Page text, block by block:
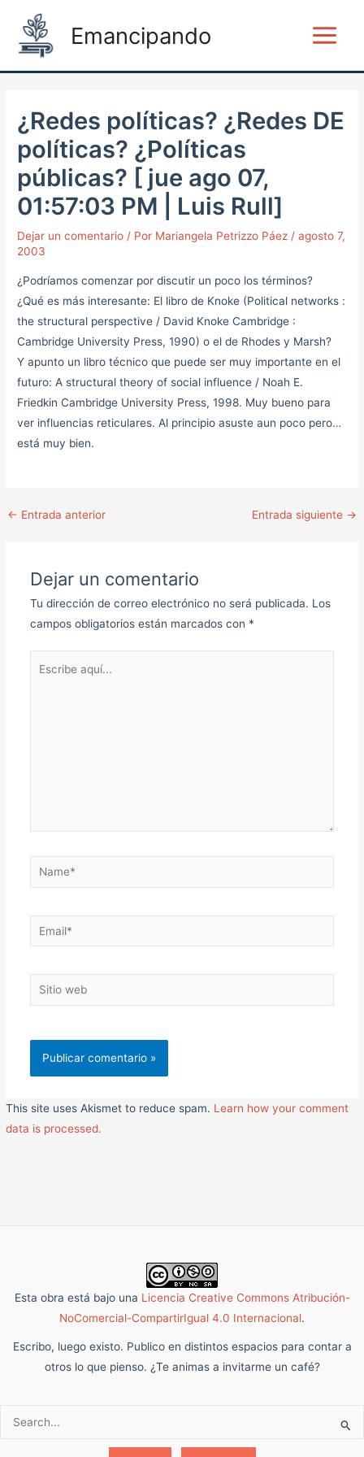
contenido
Emancipando
Menu
¿Redes políticas? ¿Redes DE
políticas? ¿Políticas
públicas? [ jue ago 07,
01:57:03 PM | Luis Rull]
Dejar un comentario / Por Mariangela Petrizzo Páez/agosto 7,
2003
¿Podríamos comenzar por discutir un poco los términos?
¿Qué es más interesante: El libro de Knoke (Political networks :
the structural perspective / David Knoke Cambridge :
Cambridge University Press, 1990) o el de Rhodes y Marsh?
Y apunto un libro técnico que puede ser muy importante en el
futuro: A structural theory of social influence / Noah E.
Friedkin Cambridge University Press, 1998. Muy bueno para
ver influencias reticulares. Al principio asuste aun poco pero…
está muy bien.
navigation
← Entrada anterior Entrada siguiente →
Dejar un comentario
Tu dirección de correo electrónico no será publicada. Los
campos obligatorios están marcados con *
Name*
Email*
Sitio
web
This site uses Akismet to reduce spam. Learn how your comment
data is processed.
Esta obra está bajo una Licencia Creative Commons Atribución-
NoComercial-CompartirIgual 4.0 Internacional.
Escribo, luego existo. Publico en distintos espacios para contar a
otros lo que pienso. ¿Te animas a invitarme un café?
Buscar: